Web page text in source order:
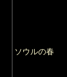
ソウルの春